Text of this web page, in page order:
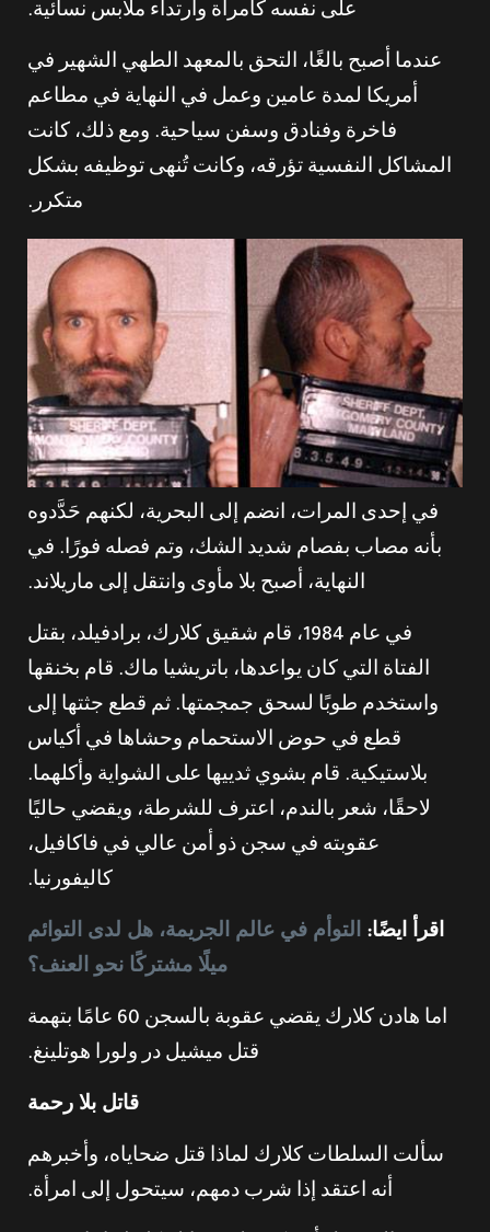
على نفسه كامرأة وارتداء ملابس نسائية.
عندما أصبح بالغًا، التحق بالمعهد الطهي الشهير في
أمريكا لمدة عامين وعمل في النهاية في مطاعم
فاخرة وفنادق وسفن سياحية. ومع ذلك، كانت
المشاكل النفسية تؤرقه، وكانت تُنهى توظيفه بشكل
متكرر.
في إحدى المرات، انضم إلى البحرية، لكنهم حَدَّدوه
بأنه مصاب بفصام شديد الشك، وتم فصله فورًا. في
النهاية، أصبح بلا مأوى وانتقل إلى ماريلاند.
في عام 1984، قام شقيق كلارك، برادفيلد، بقتل
الفتاة التي كان يواعدها، باتريشيا ماك. قام بخنقها
واستخدم طوبًا لسحق جمجمتها. ثم قطع جثتها إلى
قطع في حوض الاستحمام وحشاها في أكياس
بلاستيكية. قام بشوي ثدييها على الشواية وأكلهما.
لاحقًا، شعر بالندم، اعترف للشرطة، ويقضي حاليًا
عقوبته في سجن ذو أمن عالي في فاكافيل،
كاليفورنيا.
اقرأ ايضًا: التوأم في عالم الجريمة، هل لدى التوائم
ميلًا مشتركًا نحو العنف؟
اما هادن كلارك يقضي عقوبة بالسجن 60 عامًا بتهمة
قتل ميشيل در ولورا هوتلينغ.
قاتل بلا رحمة
سألت السلطات كلارك لماذا قتل ضحاياه، وأخبرهم
أنه اعتقد إذا شرب دمهم، سيتحول إلى امرأة.